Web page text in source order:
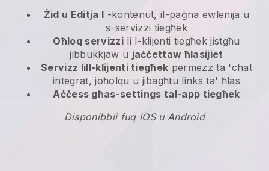
Żid u Editja l -kontenut, il-paġna ewlenija u
s-servizzi tiegħek
Oħloq servizzili l-klijenti tiegħek jistgħu
jibbukkjaw u jaċċettaw ħlasijiet
Servizz lill-klijenti tiegħek permezz ta 'chat
integrat, joħolqu u jibagħtu links ta' ħlas
Aċċess għas-settings tal-app tiegħek
Disponibbli fuq IOS u Android